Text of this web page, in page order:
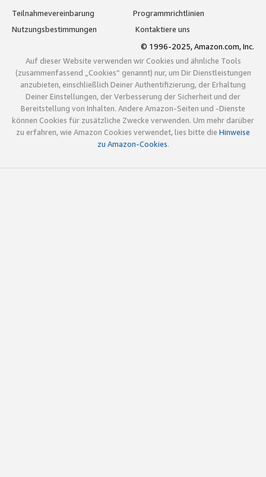
Teilnahmevereinbarung
Programmrichtlinien
Nutzungsbestimmungen
Kontaktiere uns
© 1996-2025, Amazon.com, Inc.
Auf dieser Website verwenden wir Cookies und ähnliche Tools
(zusammenfassend „Cookies“ genannt) nur, um Dir Dienstleistungen
anzubieten, einschließlich Deiner Authentifizierung, der Erhaltung
Deiner Einstellungen, der Verbesserung der Sicherheit und der
Bereitstellung von Inhalten. Andere Amazon-Seiten und -Dienste
können Cookies für zusätzliche Zwecke verwenden. Um mehr darüber
zu erfahren, wie Amazon Cookies verwendet, lies bitte die Hinweise
zu Amazon-Cookies.